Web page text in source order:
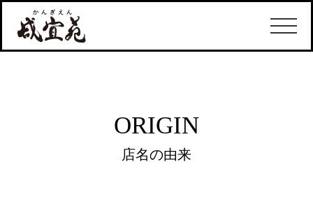
ORIGIN
店名の由来